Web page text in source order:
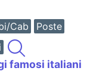
Cab
Poste
famosi italiani